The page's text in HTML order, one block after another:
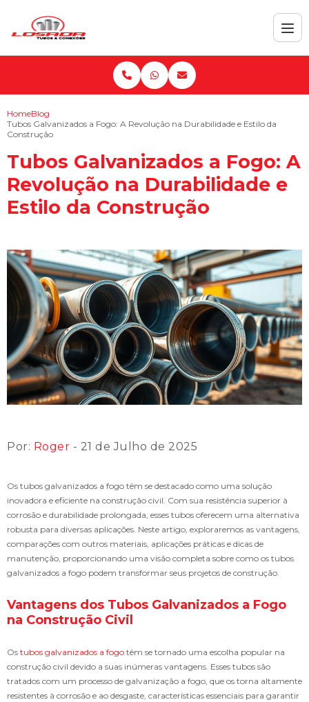
HomeBlog
Tubos Galvanizados a Fogo: A Revolução na Durabilidade e Estilo da
Construção
Tubos Galvanizados a Fogo: A
Revolução na Durabilidade e
Estilo da Construção
Por: Roger - 21 de Julho de 2025
Os tubos galvanizados a fogo têm se destacado como uma solução
inovadora e eficiente na construção civil. Com sua resistência superior à
corrosão e durabilidade prolongada, esses tubos oferecem uma alternativa
robusta para diversas aplicações. Neste artigo, exploraremos as vantagens,
comparações com outros materiais, aplicações práticas e dicas de
manutenção, proporcionando uma visão completa sobre como os tubos
galvanizados a fogo podem transformar seus projetos de construção.
Vantagens dos Tubos Galvanizados a Fogo
na Construção Civil
Os tubos galvanizados a fogo têm se tornado uma escolha popular na
construção civil devido a suas inúmeras vantagens. Esses tubos são
tratados com um processo de galvanização a fogo, que os torna altamente
resistentes à corrosão e ao desgaste, características essenciais para garantir